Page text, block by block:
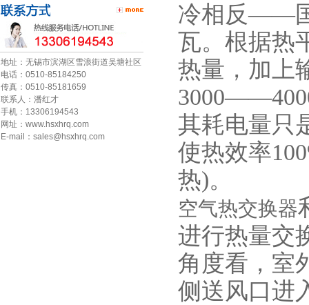
地址：无锡市滨湖区雪浪街道吴塘社区
电话：0510-85184250
传真：0510-85181659
联系人：潘红才
手机：13306194543
网址：www.hsxhrq.com
E-mail：sales@hsxhrq.com
冷相反——国
瓦。根据热
热量，加上
其耗电量只
使热效率
热)。
空气热交换器
进行热量交
角度看，室
侧送风口进